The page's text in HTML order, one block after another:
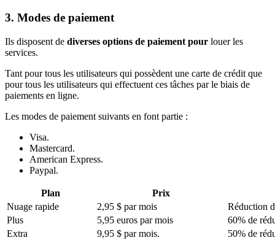
3. Modes de paiement
Ils disposent de diverses options de paiement pour louer les
services.
Tant pour tous les utilisateurs qui possèdent une carte de crédit que
pour tous les utilisateurs qui effectuent ces tâches par le biais de
paiements en ligne.
Les modes de paiement suivants en font partie :
Visa.
Mastercard.
American Express.
Paypal.
Plan
Prix
Nuage rapide
2,95 $ par mois
Réduction
Plus
5,95 euros par mois
60% de
Extra
9,95 $ par mois. 50% de